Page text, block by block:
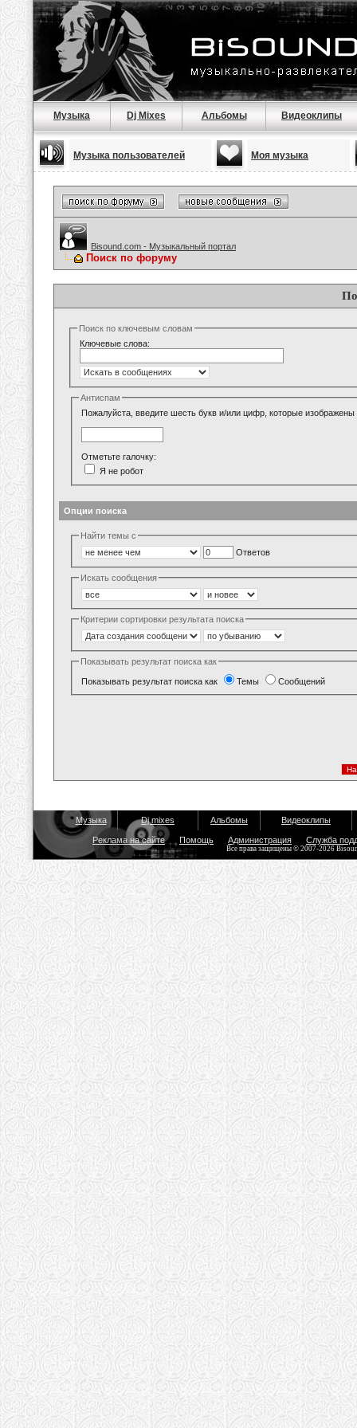
Музыка Dj Mixes Альбомы Видеоклипы
Музыка пользователей Моя музыка
Bisound.com - Музыкальный портал
Поиск по форуму
Поиск по ключевым словам
Ключевые слова:
Антиспам
Пожалуйста, введите шесть букв и/или цифр, которые изображены
Отметьте галочку:
Я не робот
Опции поиска
Найти темы с
Ответов
Искать сообщения
Критерии сортировки результата поиска
Показывать результат поиска как
Показывать результат поиска как Темы Сообщений
Музыка Dj mixes Альбомы Видеоклипы
Реклама на сайте Помощь Администрация Служба
Все права защищены © 2007-2026